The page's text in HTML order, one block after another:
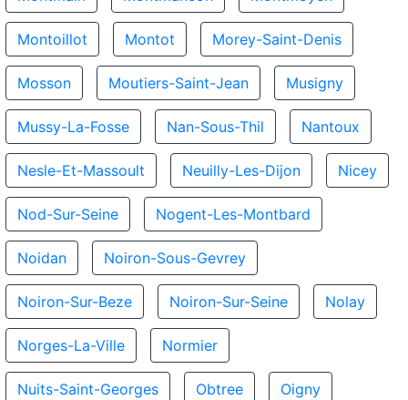
Montoillot Montot Morey-Saint-Denis
Mosson Moutiers-Saint-Jean Musigny
Mussy-La-Fosse Nan-Sous-Thil Nantoux
Nesle-Et-Massoult Neuilly-Les-Dijon Nicey
Nod-Sur-Seine Nogent-Les-Montbard
Noidan Noiron-Sous-Gevrey
Noiron-Sur-Beze Noiron-Sur-Seine Nolay
Norges-La-Ville Normier
Nuits-Saint-Georges Obtree Oigny